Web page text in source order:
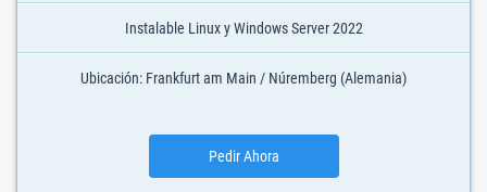
Instalable Linux y Windows Server 2022
Ubicación: Frankfurt am Main / Núremberg (Alemania)
Pedir Ahora